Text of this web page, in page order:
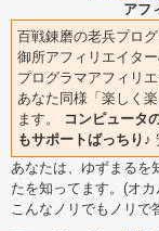
アフ
百戦錬磨の老兵プロ
御所アフィリエイタ
プログラマアフィリ
あなた同様「楽しく
ます。
コンピュータ
もサポートばっちり♪
あなたは、ゆずまるを
たを知ってます。(オ
こんなノリでもノリで